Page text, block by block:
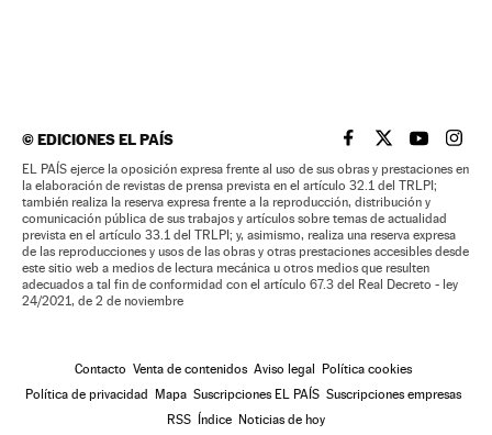
©EDICIONES EL PAÍS EL PAÍS BRASIL EN
EL PAÍSEL PAÍS
EL
EL PAÍS ejerce la oposición expresa frente al uso de sus obras y prestaciones en
la elaboración de revistas de prensa prevista en el artículo 32.1 del TRLPI;
también realiza la reserva expresa frente a la reproducción, distribución y
comunicación pública de sus trabajos y artículos sobre temas de actualidad
prevista en el artículo 33.1 del TRLPI; y, asimismo, realiza una reserva expresa
de las reproducciones y usos de las obras y otras prestaciones accesibles desde
este sitio web a medios de lectura mecánica u otros medios que resulten
adecuados a tal fin de conformidad con el artículo 67.3 del Real Decreto - ley
24/2021, de 2 de noviembre
Contacto Venta de contenidos Aviso legal Política cookies
Política de privacidad Mapa Suscripciones EL PAÍS Suscripciones empresas
RSS Índice Noticias de hoy